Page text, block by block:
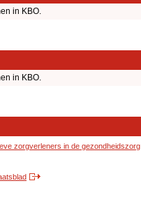
in KBO.
in KBO.
zorgverleners in de gezondheidszorg